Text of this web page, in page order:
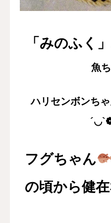
「みのふく」
魚
ハリセンボンち
フグちゃん
の頃から健